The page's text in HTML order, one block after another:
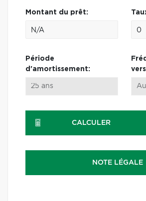
Montant du prêt:
Période
d'amortissement:
CALCULER
NOTE LÉGALE